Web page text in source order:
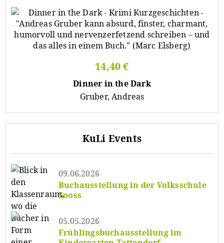
14,40 €
Dinner in the Dark
Gruber, Andreas
KuLi Events
Buchausstellung in der Volksschule
Sooss
09.06.2026
Frühlingsbuchausstellung im
05.05.2026